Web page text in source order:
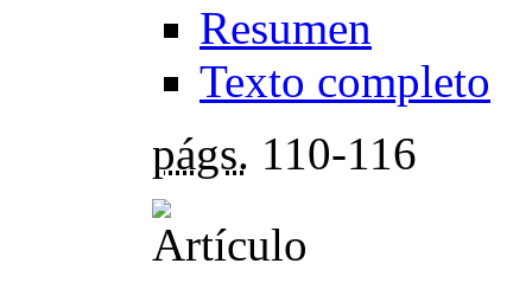
Resumen
Texto completo
págs. 110-116